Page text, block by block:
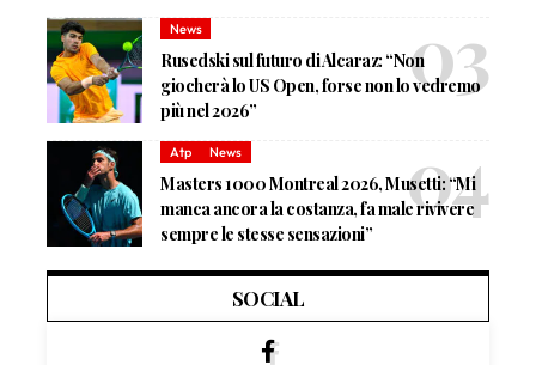
News
Rusedski sul futuro di Alcaraz: “Non
giocherà lo US Open, forse non lo vedremo
più nel 2026”
Atp News
Masters 1000 Montreal 2026, Musetti: “Mi
manca ancora la costanza, fa male rivivere
sempre le stesse sensazioni”
SOCIAL